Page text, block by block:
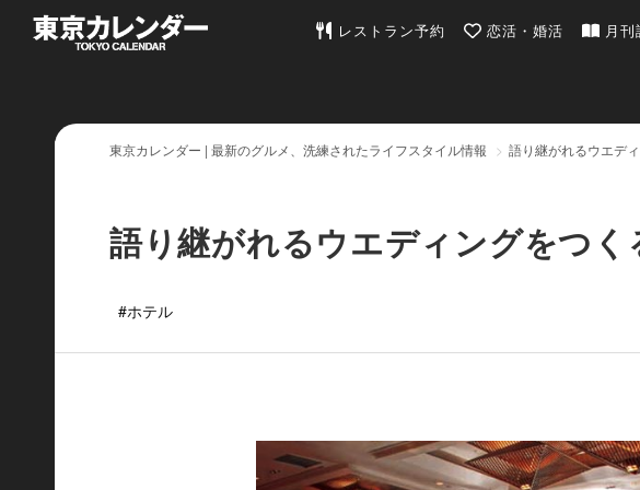
東京カレンダー | 最新のグルメ、洗練され
レストラン予約 恋活・婚活 月刊
東京カレンダー | 最新のグルメ、洗練されたライフスタイル情報 語り継がれるウエデ
語り継がれるウエディングをつ
#ホテル